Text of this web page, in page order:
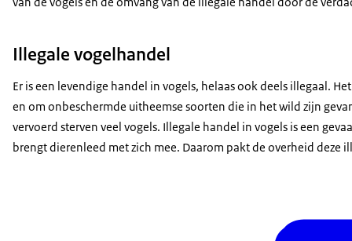
Illegale vogelhandel
Er is een levendige handel in vogels, helaas ook deels illegaal.
en om onbeschermde uitheemse soorten die in het wild zijn
vervoerd sterven veel vogels. Illegale handel in vogels is een
brengt dierenleed met zich mee. Daarom pakt de overheid deze